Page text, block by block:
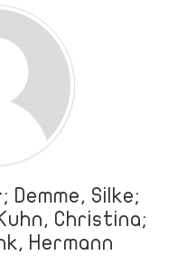
Demme, Silke;
Christina;
Hermann